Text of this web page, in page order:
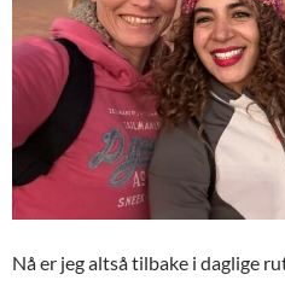
Nå er jeg altså tilbake i daglige